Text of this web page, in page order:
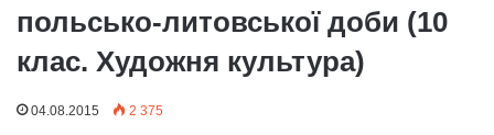
польсько-литовської доби (10
клас. Художня культура)
04.08.2015 2 375